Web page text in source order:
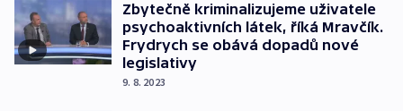
Zbytečně kriminalizujeme uživatele
psychoaktivních látek, říká Mravčík.
Frydrych se obává dopadů nové
legislativy
9. 8. 2023